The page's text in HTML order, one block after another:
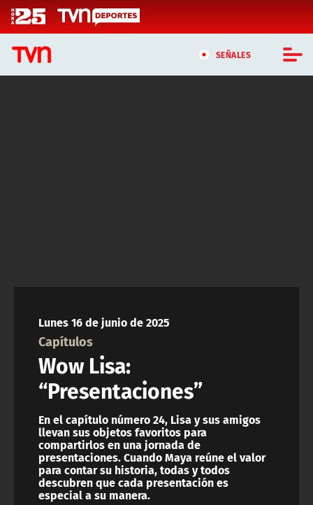
Click acá para ir directamente al contenido
SEÑALES
ACTUALIDAD Y TENDENCIAS
CORPORATIVO Y TRANSPARENCIA
CANAL DE DENUNCIAS
ÁREA DE PROYECTOS
Lunes 16 de junio de 2025
Capítulos
Wow Lisa:
“Presentaciones”
En el capítulo número 24, Lisa y sus amigos
llevan sus objetos favoritos para
compartirlos en una jornada de
presentaciones. Cuando Maya reúne el valor
para contar su historia, todas y todos
descubren que cada presentación es
especial a su manera.